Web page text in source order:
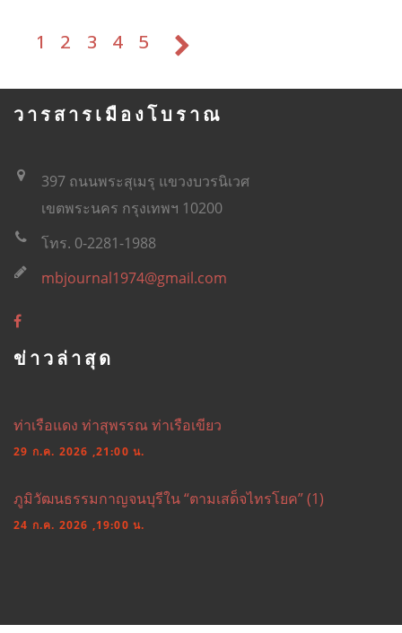
1 2 3 4 5
วารสารเมืองโบราณ
397 ถนนพระสุเมรุ แขวงบวรนิเวศ
เขตพระนคร กรุงเทพฯ 10200
โทร. 0-2281-1988
mbjournal1974@gmail.com
ข่าวล่าสุด
ท่าเรือแดง ท่าสุพรรณ ท่าเรือเขียว
29 ก.ค. 2026 ,21:00 น.
ภูมิวัฒนธรรมกาญจนบุรีใน “ตามเสด็จไทรโยค” (1)
24 ก.ค. 2026 ,19:00 น.